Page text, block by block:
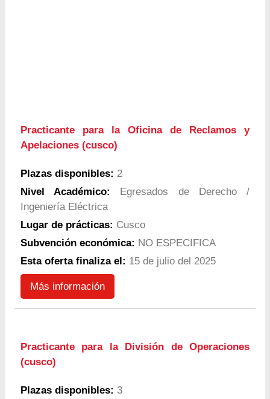
Practicante para la Oficina de Reclamos y
Apelaciones (cusco)
Plazas disponibles: 2
Nivel Académico:
Egresados de Derecho /
Ingeniería Eléctrica
Lugar de prácticas: Cusco
Subvención económica: NO ESPECIFICA
Esta oferta finaliza el: 15 de julio del 2025
Más información
Practicante para la División de Operaciones
(cusco)
Plazas disponibles: 3